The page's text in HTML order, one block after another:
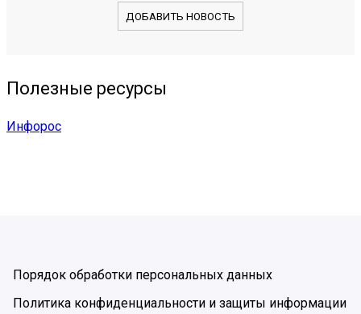
ДОБАВИТЬ НОВОСТЬ
Полезные ресурсы
Инфорос
Порядок обработки персональных данных
Политика конфиденциальности и защиты информации